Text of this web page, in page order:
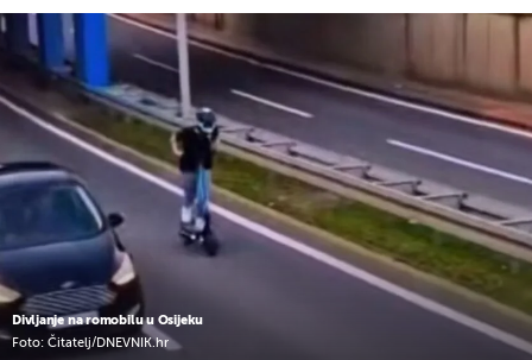
Divljanje na romobilu u Osijeku
Foto: Čitatelj/DNEVNIK.hr